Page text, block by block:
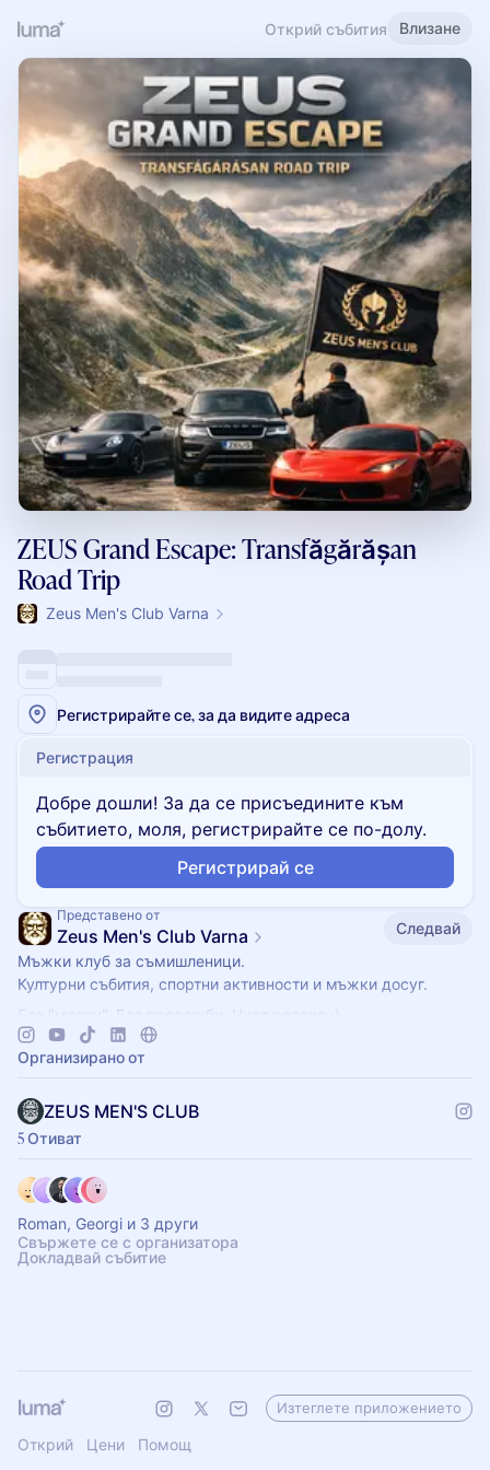
Открий събития Влизане
ZEUS Grand Escape: Transfăgărășan
Road Trip
Zeus Men's Club Varna
Регистрирайте се, за да видите адреса
Регистрация
Добре дошли! За да се присъедините към
събитието, моля, регистрирайте се по-долу.
Регистрирай се
Представено от
Zeus Men's Club Varna
Следвай
Мъжки клуб за съмишленици.
Културни събития, спортни активности и мъжки досуг.
Без "маски". Без продажби. Чист релакс :)
Място, където мъжът може да бъде себе си.
Организирано от
ZEUS MEN'S CLUB
5 Отиват
Roman, Georgi и 3 други
Свържете се с организатора
Докладвай събитие
Открий Цени Помощ
Изтеглете приложението